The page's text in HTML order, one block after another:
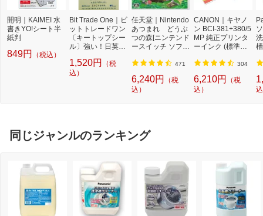
開明｜KAIMEI 水
書きYO!シート半
紙判
849円 （税込）
Bit Trade One｜ビ
ットトレードワン
〔キートップシー
ル〕強い！日英対
プシールセット ブ
ルー DYKTSBL
1,520円
（税
込）
任天堂｜Nintendo
あつまれ どうぶ
つの森[ニンテンド
ースイッチ ソフ
471
6,240円
（税
込）
CANON｜キヤノ
ン BCI-381+380/5
MP 純正プリンタ
ーインク (標準容
3813805MP] 304
6,210円
（税
込）
同じジャンルのランキング